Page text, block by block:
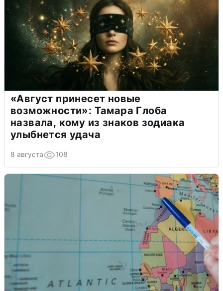
«Август принесет новые
возможности»: Тамара Глоба
назвала, кому из знаков зодиака
улыбнется удача
8 августа 108